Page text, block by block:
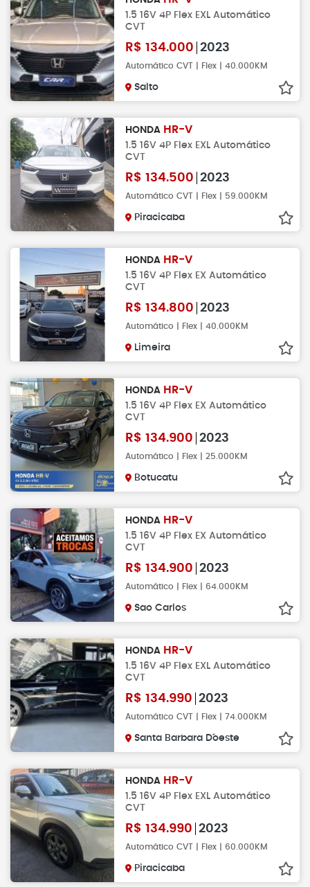
1.5 16V 4P Flex EXL Automático
CVT
R$ 134.000 2023
Automático CVT | Flex | 40.000KM
Salto
HONDA HR-V
1.5 16V 4P Flex EXL Automático
CVT
R$ 134.500 2023
Automático CVT | Flex | 59.000KM
Piracicaba
HONDA HR-V
1.5 16V 4P Flex EX Automático
CVT
R$ 134.800 2023
Automático | Flex | 40.000KM
Limeira
HONDA HR-V
1.5 16V 4P Flex EX Automático
CVT
R$ 134.900 2023
Automático | Flex | 25.000KM
Botucatu
HONDA HR-V
1.5 16V 4P Flex EX Automático
CVT
R$ 134.900 2023
Automático | Flex | 64.000KM
Sao Carlos
HONDA HR-V
1.5 16V 4P Flex EXL Automático
CVT
R$ 134.990 2023
Automático CVT | Flex | 74.000KM
Santa Barbara D´oeste
HONDA HR-V
1.5 16V 4P Flex EXL Automático
CVT
R$ 134.990 2023
Automático CVT | Flex | 60.000KM
Piracicaba